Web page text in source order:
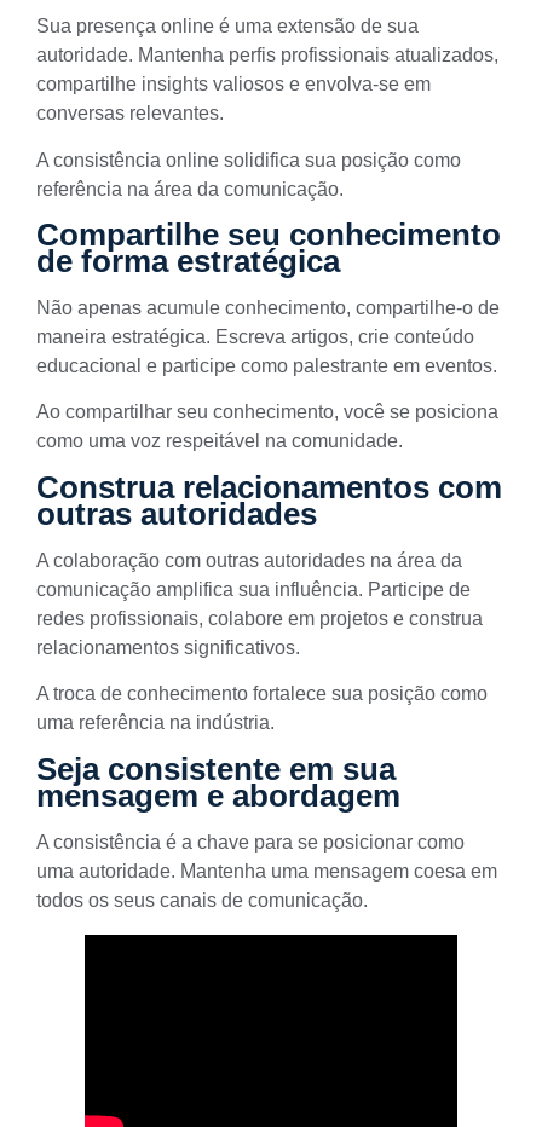
Sua presença online é uma extensão de sua
autoridade. Mantenha perfis profissionais atualizados,
compartilhe insights valiosos e envolva-se em
conversas relevantes.
A consistência online solidifica sua posição como
referência na área da comunicação.
Compartilhe seu conhecimento
de forma estratégica
Não apenas acumule conhecimento, compartilhe-o de
maneira estratégica. Escreva artigos, crie conteúdo
educacional e participe como palestrante em eventos.
Ao compartilhar seu conhecimento, você se posiciona
como uma voz respeitável na comunidade.
Construa relacionamentos com
outras autoridades
A colaboração com outras autoridades na área da
comunicação amplifica sua influência. Participe de
redes profissionais, colabore em projetos e construa
relacionamentos significativos.
A troca de conhecimento fortalece sua posição como
uma referência na indústria.
Seja consistente em sua
mensagem e abordagem
A consistência é a chave para se posicionar como
uma autoridade. Mantenha uma mensagem coesa em
todos os seus canais de comunicação.